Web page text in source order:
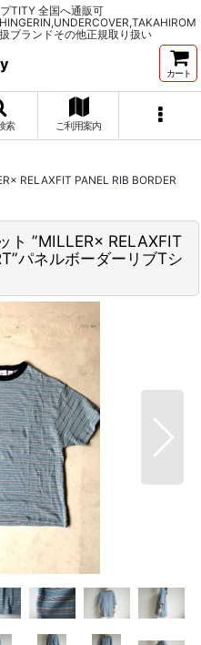
TITY 全国へ通販可
ブランドその他正規取り扱い
カート
索 ご利用案内
RELAXFIT PANEL RIB BORDER
ト ”MILLER× RELAXFIT
パネルボーダーリブTシ